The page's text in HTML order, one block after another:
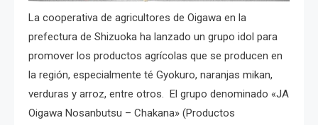
La cooperativa de agricultores de Oigawa en la
prefectura de Shizuoka ha lanzado un grupo idol para
promover los productos agrícolas que se producen en
la región, especialmente té Gyokuro, naranjas mikan,
verduras y arroz, entre otros. El grupo denominado «JA
Oigawa Nosanbutsu – Chakana» (Productos